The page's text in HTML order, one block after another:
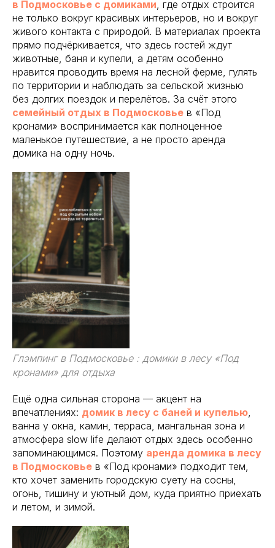
в Подмосковье с домиками, где отдых строится
не только вокруг красивых интерьеров, но и вокруг
живого контакта с природой. В материалах проекта
прямо подчёркивается, что здесь гостей ждут
животные, баня и купели, а детям особенно
нравится проводить время на лесной ферме, гулять
по территории и наблюдать за сельской жизнью
без долгих поездок и перелётов. За счёт этого
семейный отдых в Подмосковье в «Под
кронами» воспринимается как полноценное
маленькое путешествие, а не просто аренда
домика на одну ночь.
Глэмпинг в Подмосковье : домики в лесу «Под
кронами» для отдыха
Ещё одна сильная сторона — акцент на
впечатлениях: домик в лесу с баней и купелью,
ванна у окна, камин, терраса, мангальная зона и
атмосфера slow life делают отдых здесь особенно
запоминающимся. Поэтому аренда домика в лесу
в Подмосковье в «Под кронами» подходит тем,
кто хочет заменить городскую суету на сосны,
огонь, тишину и уютный дом, куда приятно приехать
и летом, и зимой.